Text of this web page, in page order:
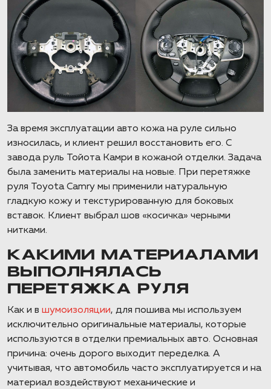
За время эксплуатации авто кожа на руле сильно
износилась, и клиент решил восстановить его. С
завода руль Тойота Камри в кожаной отделки. Задача
была заменить материалы на новые. При перетяжке
руля Toyota Camry мы применили натуральную
гладкую кожу и текстурированную для боковых
вставок. Клиент выбрал шов «косичка» черными
нитками.
КАКИМИ МАТЕРИАЛАМИ
ВЫПОЛНЯЛАСЬ
ПЕРЕТЯЖКА РУЛЯ
Как и в шумоизоляции, для пошива мы используем
исключительно оригинальные материалы, которые
используются в отделки премиальных авто. Основная
причина: очень дорого выходит переделка. А
учитывая, что автомобиль часто эксплуатируется и на
материал воздействуют механические и